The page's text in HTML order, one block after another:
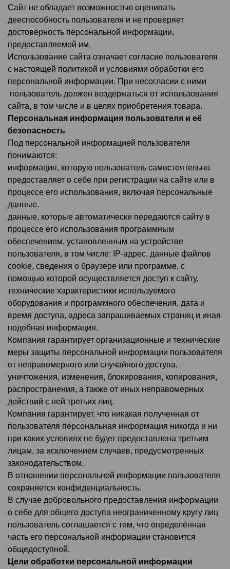
Сайт не обладает возможностью оценивать
дееспособность пользователя и не проверяет
достоверность персональной информации,
предоставляемой им.
Использование сайта означает согласие пользователя
с настоящей политикой и условиями обработки его
персональной информации. При несогласии с ними
пользователь должен воздержаться от использования
сайта, в том числе и в целях приобретения товара.
Персональная информация пользователя и её
безопасность
Под персональной информацией пользователя
понимаются:
информация, которую пользователь самостоятельно
предоставляет о себе при регистрации на сайте или в
процессе его использования, включая персональные
данные.
данные, которые автоматически передаются сайту в
процессе его использования программным
обеспечением, установленным на устройстве
пользователя, в том числе: IP-адрес, данные файлов
cookie, сведения о браузере или программе, с
помощью которой осуществляется доступ к сайту,
технические характеристики используемого
оборудования и программного обеспечения, дата и
время доступа, адреса запрашиваемых страниц и иная
подобная информация.
Компания гарантирует организационные и технические
меры защиты персональной информации пользователя
от неправомерного или случайного доступа,
уничтожения, изменения, блокирования, копирования,
распространения, а также от иных неправомерных
действий с ней третьих лиц.
Компания гарантирует, что никакая полученная от
пользователя персональная информация никогда и ни
при каких условиях не будет предоставлена третьим
лицам, за исключением случаев, предусмотренных
законодательством.
В отношении персональной информации пользователя
сохраняется конфиденциальность.
В случае добровольного предоставления информации
о себе для общего доступа неограниченному кругу лиц
пользователь соглашается с тем, что определённая
часть его персональной информации становится
общедоступной.
Цели обработки персональной информации